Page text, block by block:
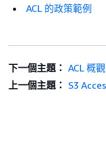
ACL 的政策範例
下一個主題： ACL 概觀
上一個主題： S3